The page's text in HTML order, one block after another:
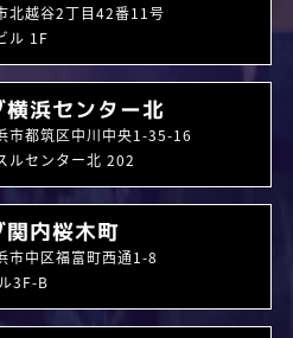
北越谷2丁目42番11号
ル 1F
横浜センター北
市都筑区中川中央1-35-16
ルセンター北 202
関内桜木町
市中区福富町西通1-8
3F-B